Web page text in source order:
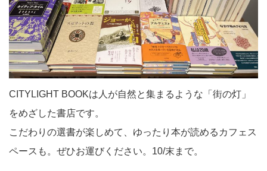
CITYLIGHT BOOKは人が自然と集まるような「街の灯」
をめざした書店です。
こだわりの選書が楽しめて、ゆったり本が読めるカフェス
ペースも。ぜひお運びください。10/末まで。